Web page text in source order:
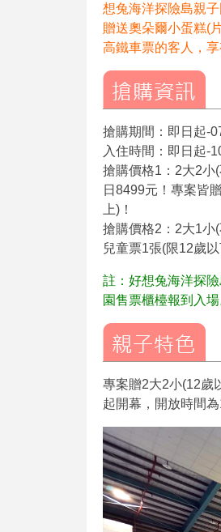
想兔海洋探險島親
贈送奧朵爾小蛋糕(
高鐵車票的客人，
搶購期間：即日起-
入住時間：即日起-
搶購價格1：2大2小
日8499元！專案皆
上)！
搶購價格2：2大1小
兒童票1張(限12歲
註：好想兔海洋探
園售票櫃檯報到入場
專案贈2大2小(12歲
起開幕，開放時間